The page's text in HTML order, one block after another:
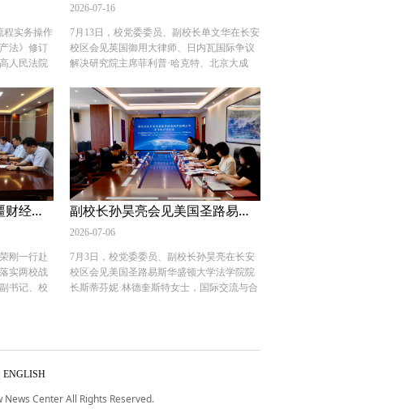
了上合组
项，正式
并就建立
方资源整
作为上合
及丝绸之
中国—中
斯坦设
国中心，
律制度研
此次受聘
治合作平
品牌打造
与力量。
王梦琳 审
校共同的精神财富。他希望双方传承好红色
人才培养渠道互通，加强90周年校庆联动，
在学术论坛举办、校史文化挖掘、校友交流
互动等方面深化合作，共同开展具有影响
力、标识性的校庆活动。 座谈会上，双方聚
焦涉外法治人才培养、学科内涵建设、校友
工作发展等方面进行深入交流，互赠纪念书
籍。 会前，孙昊亮陪同杨东一行参观校史
馆、习近平法治思想“三进”成果展室。 党政
办公室、教务处、科研处、国内合作与校友
工作处、经济法学院（知识产权学院）、国
际法学院（国际仲裁学院）等单位负责人参
加座谈。 （供稿：党政办公室 撰稿：丁磊
程实务操作
法》修订
人民法院
万华，我
来自全国
、税务师
余位实务
中表示，
的重要内
优化资源
化营商环
。本次研
法院、破
合。他希
有所获、
产事业高
扣立法改
与新《公
人依法履
科带头
2026-07-16
7月13日，校党委委员、副校长单文华在长安
校区会见英国御用大律师、日内瓦国际争议
解决研究院主席菲利普·哈克特、北京大成
华对哈克特一行来访表示欢迎。他指出，作
为西北地区法学教育重镇，我校高度重视涉
外法治研究与人才培养工作，期待借助哈克
特在国际法律实务领域的前沿经验，进一步
丰富教研资源，拓宽师生国际视野，推动复
合型涉外法治人才培养。 哈克特对学校的热
情接待表示感谢。他表示，自己长期从事国
际仲裁与争议解决，愿以一线执业经验支持
我校相关教学与科研工作，助力培养精通英
美法的涉外法治人才。 会见结束后，哈克特
贸易的中国企业为视角”为题作学术讲座，系
统阐述了调解作为仲裁前置程序的可行性与
优势。我校法学院师生，以及陕西省司法厅
副校长张荣刚一行赴新疆财经大学调研交流
刚一行赴
实两校战
书记、校
会议。 新
刚参加调
、师资队
。 座谈会
大学国家
副校长孙昊亮会见美国圣路易斯华盛顿大学法学院院长
2026-07-06
7月3日，校党委委员、副校长孙昊亮在长安
校区会见美国圣路易斯华盛顿大学法学院院
长斯蒂芬妮·林德奎斯特女士，国际交流与合
人才联合培养等方面开展了卓有成效的合
治精神、培育兼具专业素养与科技思维的高
ENGLISH
Center All Rights Reserved.